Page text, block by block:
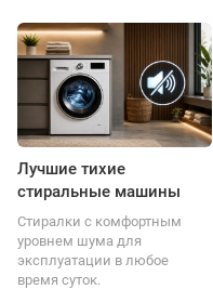
Лучшие тихие
стиральные машины
Стиралки с комфортным
уровнем шума для
эксплуатации в любое
время суток.